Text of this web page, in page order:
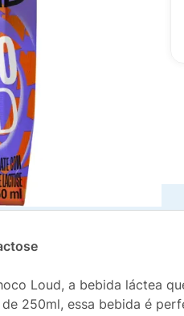
Loud, a bebida láctea
250ml, essa bebida é